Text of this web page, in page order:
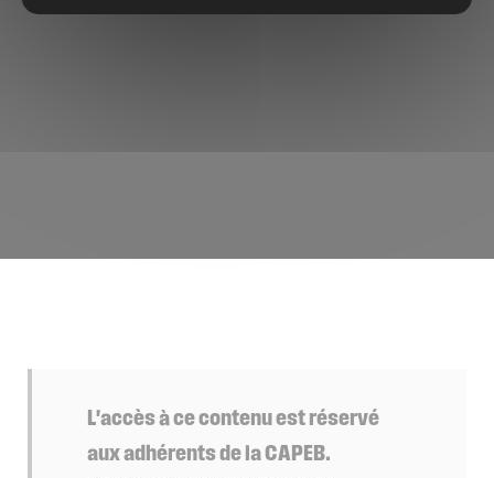
L'accès à ce contenu est réservé
aux adhérents de la CAPEB.